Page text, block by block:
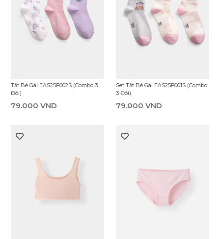
Tất Bé Gái EAS25F002S (Combo 3
Đôi)
79.000 VND
Set Tất Bé Gái EAS25F001S (Combo
3 Đôi)
79.000 VND